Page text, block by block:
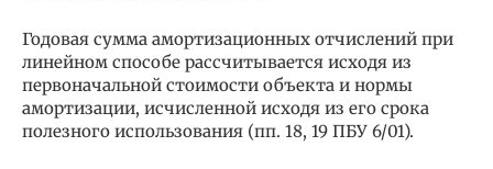
Годовая сумма амортизационных отчислений при
линейном способе рассчитывается исходя из
первоначальной стоимости объекта и нормы
амортизации, исчисленной исходя из его срока
полезного использования (пп. 18, 19 ПБУ 6/01).